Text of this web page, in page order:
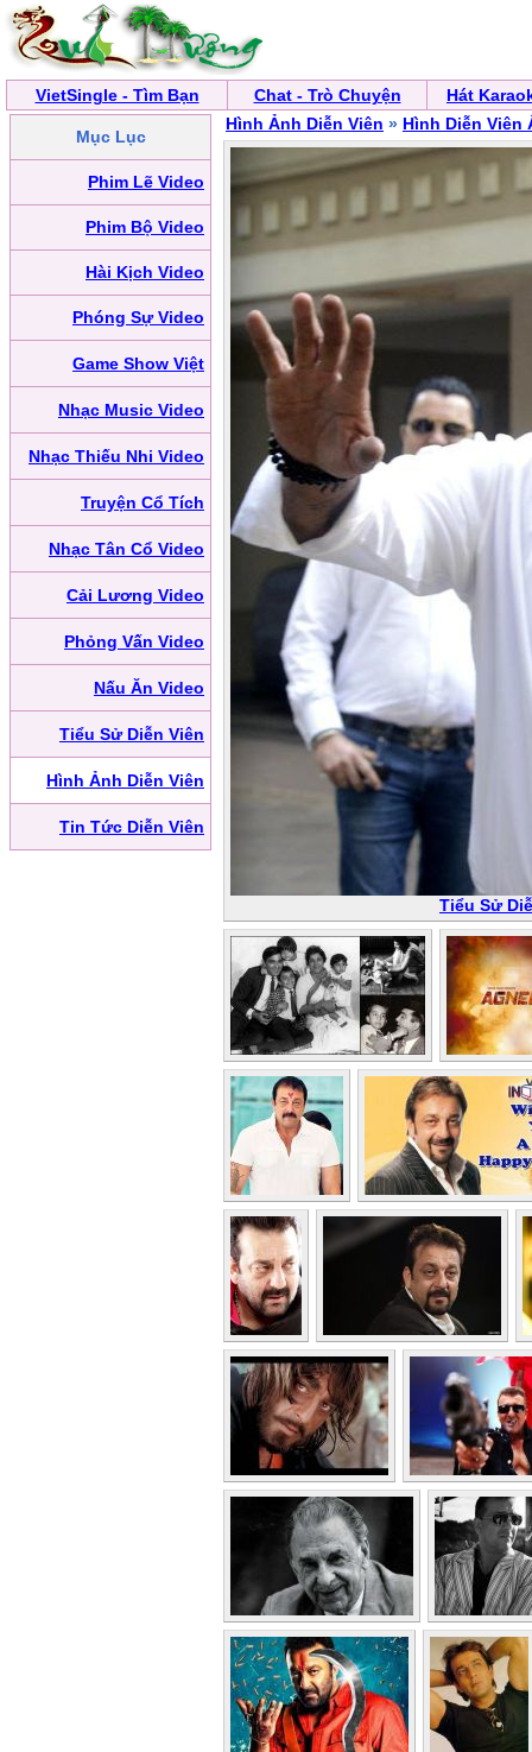
VietSingle - Tìm Bạn Chat - Trò Chuyện Hát
Mục Lục
Phim Lẽ Video
Phim Bộ Video
Hài Kịch Video
Phóng Sự Video
Game Show Việt
Nhạc Music Video
Nhạc Thiếu Nhi Video
Truyện Cổ Tích
Nhạc Tân Cổ Video
Cải Lương Video
Phỏng Vấn Video
Nấu Ăn Video
Tiểu Sử Diễn Viên
Hình Ảnh Diễn Viên
Tin Tức Diễn Viên
Hình Ảnh Diễn Viên » Hình Diễn Viên
Tiểu Sử